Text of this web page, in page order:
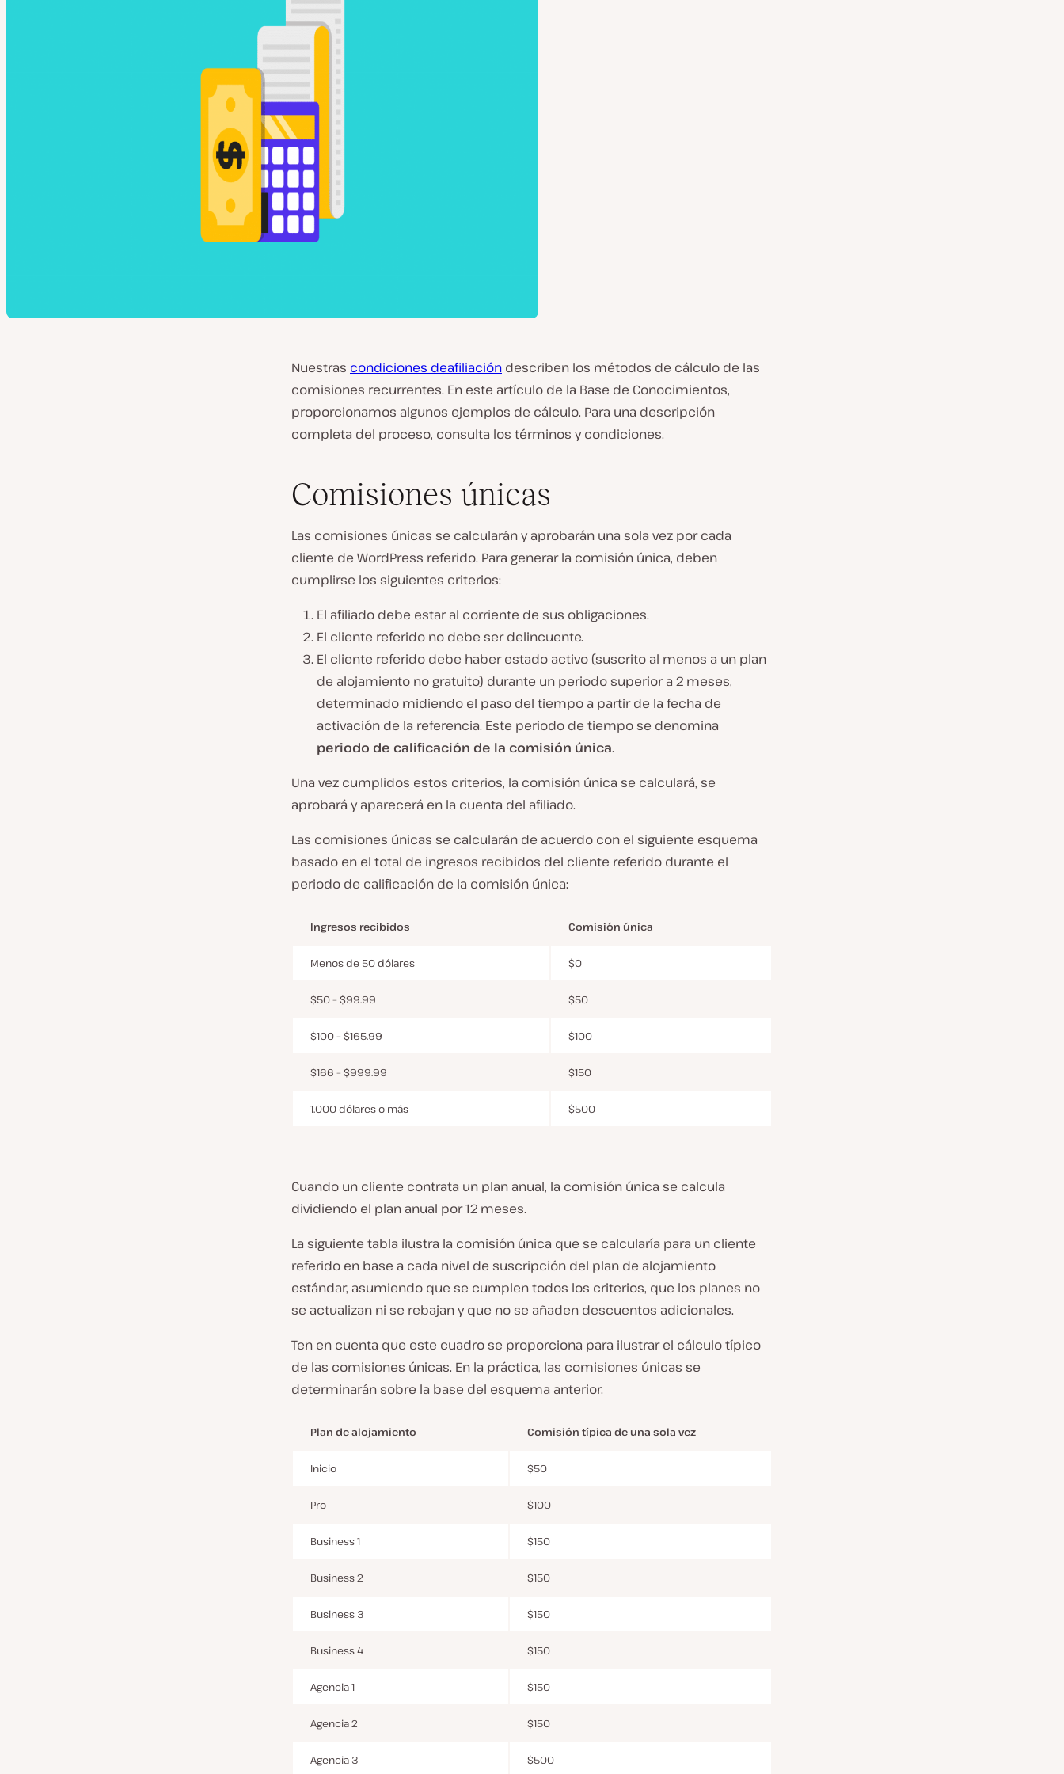
Nuestras condiciones deafiliación describen los métodos de cálculo de las
comisiones recurrentes. En este artículo de la Base de Conocimientos,
proporcionamos algunos ejemplos de cálculo. Para una descripción
completa del proceso, consulta los términos y condiciones.
Comisiones únicas
Las comisiones únicas se calcularán y aprobarán una sola vez por cada
cliente de WordPress referido. Para generar la comisión única, deben
cumplirse los siguientes criterios:
El afiliado debe estar al corriente de sus obligaciones.
El cliente referido no debe ser delincuente.
El cliente referido debe haber estado activo (suscrito al menos a un plan
de alojamiento no gratuito) durante un periodo superior a 2 meses,
determinado midiendo el paso del tiempo a partir de la fecha de
activación de la referencia. Este periodo de tiempo se denomina
periodo de calificación de la comisión única.
Una vez cumplidos estos criterios, la comisión única se calculará, se
aprobará y aparecerá en la cuenta del afiliado.
Las comisiones únicas se calcularán de acuerdo con el siguiente esquema
basado en el total de ingresos recibidos del cliente referido durante el
periodo de calificación de la comisión única:
Ingresos recibidos Comisión única
Menos de 50 dólares $0
$50 – $99.99 $50
$100 – $165.99 $100
$166 – $999.99 $150
1.000 dólares o más $500
Cuando un cliente contrata un plan anual, la comisión única se calcula
dividiendo el plan anual por 12 meses.
La siguiente tabla ilustra la comisión única que se calcularía para un cliente
referido en base a cada nivel de suscripción del plan de alojamiento
estándar, asumiendo que se cumplen todos los criterios, que los planes no
se actualizan ni se rebajan y que no se añaden descuentos adicionales.
Ten en cuenta que este cuadro se proporciona para ilustrar el cálculo típico
de las comisiones únicas. En la práctica, las comisiones únicas se
determinarán sobre la base del esquema anterior.
Plan de alojamiento Comisión típica de una sola vez
Inicio $50
Pro $100
Business 1 $150
Business 2 $150
Business 3 $150
Business 4 $150
Agencia 1 $150
Agencia 2 $150
Agencia 3 $500